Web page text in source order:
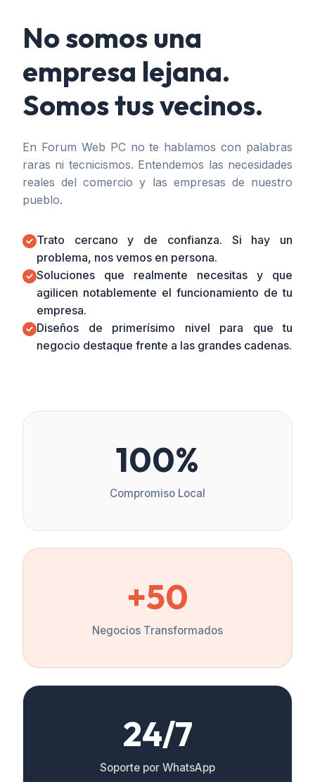
No somos una
empresa lejana.
Somos tus vecinos.
En Forum Web PC no te hablamos con palabras
raras ni tecnicismos. Entendemos las necesidades
reales del comercio y las empresas de nuestro
pueblo.
Trato cercano y de confianza. Si hay un
problema, nos vemos en persona.
Soluciones que realmente necesitas y que
agilicen notablemente el funcionamiento de tu
empresa.
Diseños de primerísimo nivel para que tu
negocio destaque frente a las grandes cadenas.
100%
Compromiso Local
+50
Negocios Transformados
24/7
Soporte por WhatsApp